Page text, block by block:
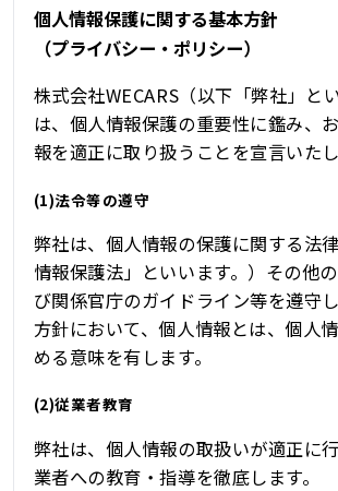
個人情報保護に関する基本方針
（プライバシー・ポリシー）
株式会社WECARS（以下「弊社」とい
は、個人情報保護の重要性に鑑み、
報を適正に取り扱うことを宣言いたし
(1)法令等の遵守
弊社は、個人情報の保護に関する法
情報保護法」といいます。）その他
び関係官庁のガイドライン等を遵守
方針において、個人情報とは、個人
める意味を有します。
(2)従業者教育
弊社は、個人情報の取扱いが適正に
業者への教育・指導を徹底します。